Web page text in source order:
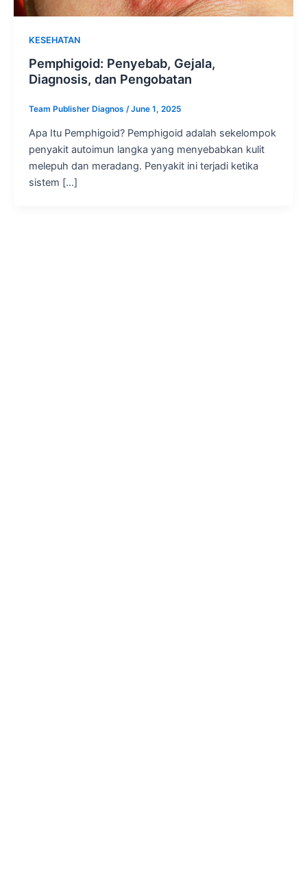
KESEHATAN
Pemphigoid: Penyebab, Gejala,
Diagnosis, dan Pengobatan
Team Publisher Diagnos /June 1, 2025
Apa Itu Pemphigoid? Pemphigoid adalah sekelompok
penyakit autoimun langka yang menyebabkan kulit
melepuh dan meradang. Penyakit ini terjadi ketika
sistem […]